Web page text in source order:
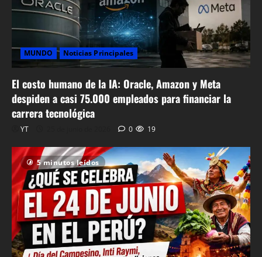
MUNDO Noticias Principales
El costo humano de la IA: Oracle, Amazon y Meta
despiden a casi 75.000 empleados para financiar la
carrera tecnológica
YT 0 19
5 minutos leídos